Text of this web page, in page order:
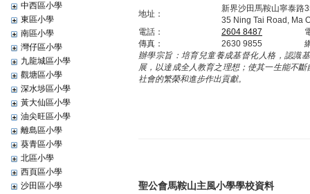
中西區小學
東區小學
南區小學
灣仔區小學
九龍城區小學
觀塘區小學
深水埗區小學
黃大仙區小學
油尖旺區小學
離島區小學
葵青區小學
北區小學
西頁區小學
沙田區小學
地址：
新界沙田馬鞍山寧泰路
35 Ning Tai Road, Ma
電話：
2604 8487
傳真：
2630 9855
辦學宗旨：培育兒童養成基督化人格，認識
展，以達成全人教育之理想；使其一生能不
社會的繁榮和進步作出貢獻。
聖公會馬鞍山主風小學學校資料